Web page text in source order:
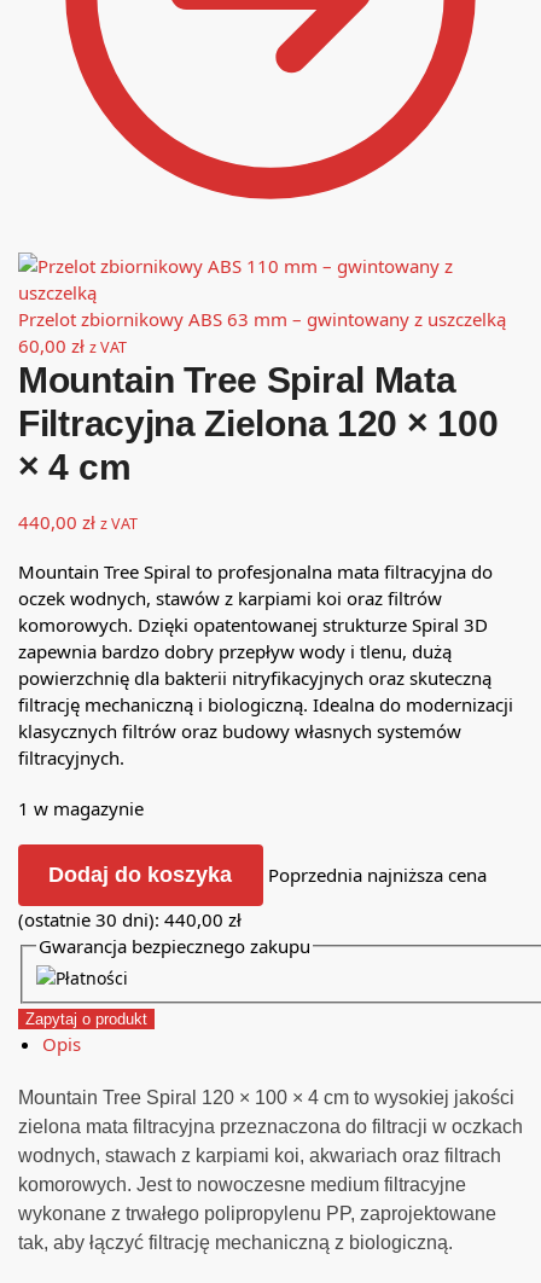
Przelot zbiornikowy ABS 63 mm – gwintowany z uszczelką
60,00 zł z VAT
Mountain Tree Spiral Mata
Filtracyjna Zielona 120 × 100
× 4 cm
440,00 zł z VAT
Mountain Tree Spiral to profesjonalna mata filtracyjna do
oczek wodnych, stawów z karpiami koi oraz filtrów
komorowych. Dzięki opatentowanej strukturze Spiral 3D
zapewnia bardzo dobry przepływ wody i tlenu, dużą
powierzchnię dla bakterii nitryfikacyjnych oraz skuteczną
filtrację mechaniczną i biologiczną. Idealna do modernizacji
klasycznych filtrów oraz budowy własnych systemów
filtracyjnych.
1 w magazynie
Dodaj do koszyka
Poprzednia najniższa cena
(ostatnie 30 dni): 440,00 zł
Gwarancja bezpiecznego zakupu
Zapytaj o produkt
Opis
Mountain Tree Spiral 120 × 100 × 4 cm to wysokiej jakości
zielona mata filtracyjna przeznaczona do filtracji w oczkach
wodnych, stawach z karpiami koi, akwariach oraz filtrach
komorowych. Jest to nowoczesne medium filtracyjne
wykonane z trwałego polipropylenu PP, zaprojektowane
tak, aby łączyć filtrację mechaniczną z biologiczną.